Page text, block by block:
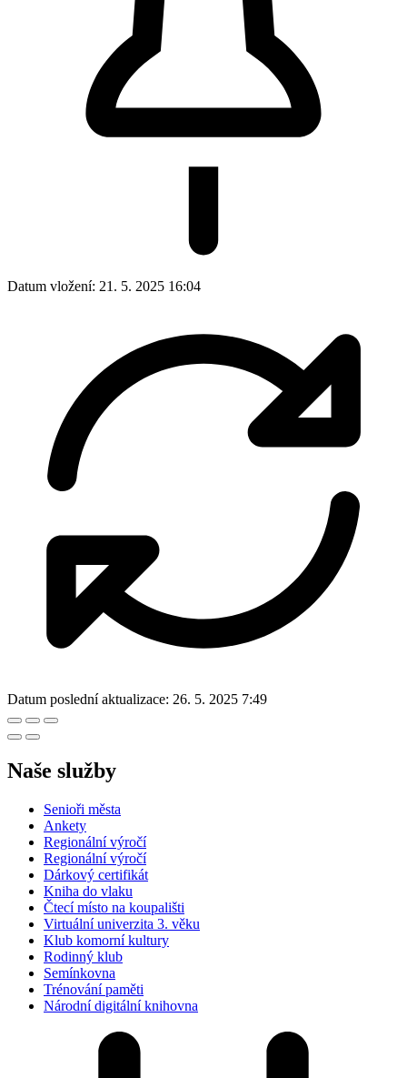
Datum vložení: 21. 5. 2025 16:04
Datum poslední aktualizace: 26. 5. 2025 7:49
Naše služby
Senioři města
Ankety
Regionální výročí
Regionální výročí
Dárkový certifikát
Kniha do vlaku
Čtecí místo na koupališti
Virtuální univerzita 3. věku
Klub komorní kultury
Rodinný klub
Semínkovna
Trénování paměti
Národní digitální knihovna